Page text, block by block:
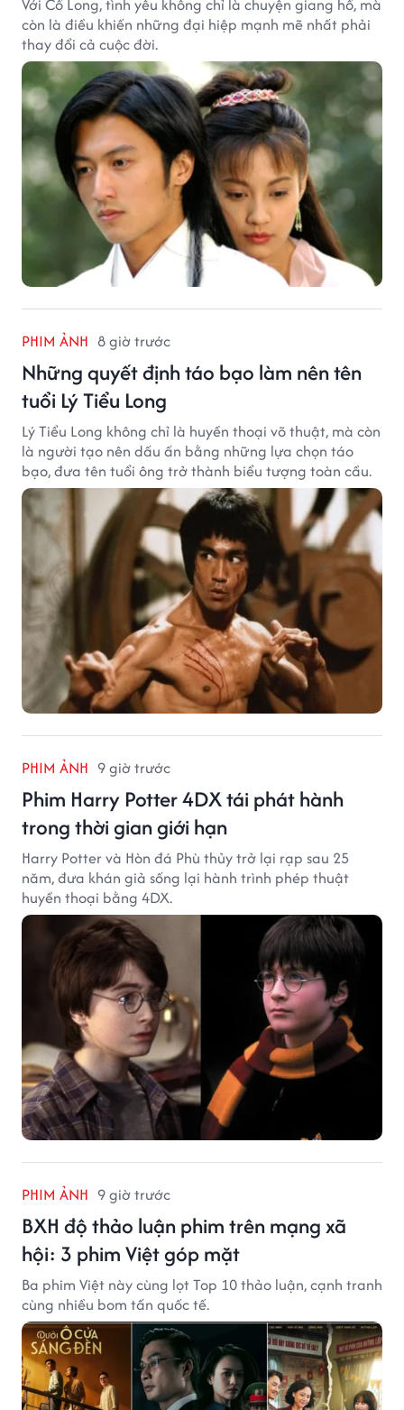
còn là điều khiến những đại hiệp mạnh mẽ nhất phải
thay đổi cả cuộc đời.
PHIM ẢNH 8 giờ trước
Những quyết định táo bạo làm nên tên
tuổi Lý Tiểu Long
Lý Tiểu Long không chỉ là huyền thoại võ thuật, mà còn
là người tạo nên dấu ấn bằng những lựa chọn táo
bạo, đưa tên tuổi ông trở thành biểu tượng toàn cầu.
PHIM ẢNH 9 giờ trước
Phim Harry Potter 4DX tái phát hành
trong thời gian giới hạn
Harry Potter và Hòn đá Phù thủy trở lại rạp sau 25
năm, đưa khán giả sống lại hành trình phép thuật
huyền thoại bằng 4DX.
PHIM ẢNH 9 giờ trước
BXH độ thảo luận phim trên mạng xã
hội: 3 phim Việt góp mặt
Ba phim Việt này cùng lọt Top 10 thảo luận, cạnh tranh
cùng nhiều bom tấn quốc tế.